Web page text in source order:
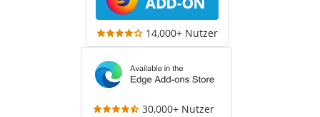
14,000+ Nutzer
30,000+ Nutzer